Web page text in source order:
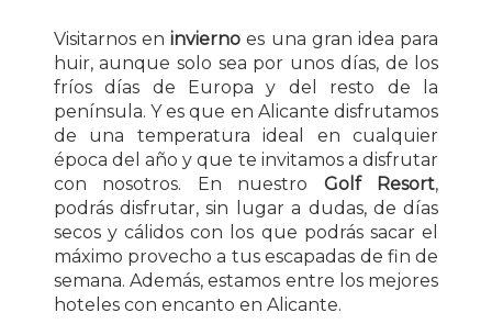
Visitarnos eninvierno es una gran idea para
huir, aunque solo sea por unos días, de los
fríos días de Europa y del resto de la
península. Y es que en Alicante disfrutamos
de una temperatura ideal en cualquier
época del año y que te invitamos a disfrutar
con nosotros. En nuestro Golf Resort,
podrás disfrutar, sin lugar a dudas, de días
secos y cálidos con los que podrás sacar el
máximo provecho a tus escapadas de fin de
semana. Además, estamos entre los mejores
hoteles con encanto en Alicante.